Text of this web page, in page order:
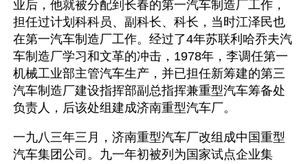
业后，他就被分配到长春的第一汽车制造厂工作，
担任过计划科科员、副科长、科长，当时江泽民也
在第一汽车制造厂工作。经过了4年苏联利哈乔夫汽
车制造厂学习和文革的冲击，1978年，李调任第一
机械工业部主管汽车生产，并已担任新筹建的第三
汽车制造厂建设指挥部副总指挥兼重型汽车筹备处
负责人，后该处组建成济南重型汽车厂。
一九八三年三月，济南重型汽车厂改组成中国重型
汽车集团公司。九一年初被列为国家试点企业集